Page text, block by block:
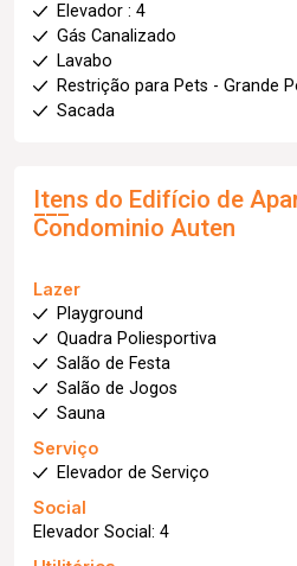
Elevador : 4
Gás Canalizado
Lavabo
Restrição para Pets - Grande
Sacada
Itens do Edifício de
Condominio Auten
Lazer
Playground
Quadra Poliesportiva
Salão de Festa
Salão de Jogos
Sauna
Serviço
Elevador de Serviço
Social
Elevador Social: 4